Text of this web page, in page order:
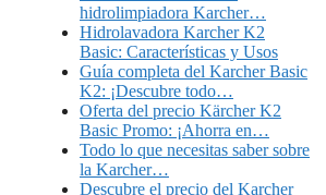
hidrolimpiadora Karcher…
Hidrolavadora Karcher K2
Basic: Características y Usos
Guía completa del Karcher Basic
K2: ¡Descubre todo…
Oferta del precio Kärcher K2
Basic Promo: ¡Ahorra en…
Todo lo que necesitas saber sobre
la Karcher…
Descubre el precio del Karcher